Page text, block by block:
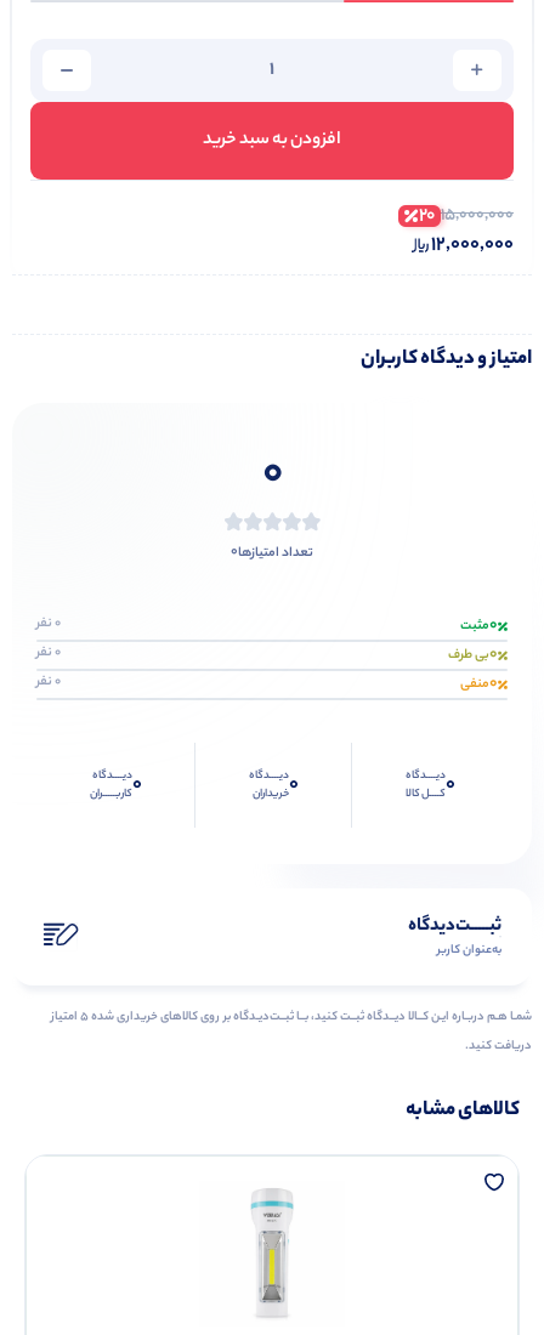
افزودن به سبد خرید
15,000,000
20
12,000,000
امتیاز و دیدگاه کاربران
0
تعداد امتیازها0
0مثبت 0 نفر
0بی طرف 0 نفر
0منفی 0 نفر
0دیــــدگاه
کــــل کالا
0دیــــدگاه
خریداران
0دیــــدگاه
کاربـــــران
ثبـــــت‌دیدگاه
به‌عنوان کاربر
شمـا هـم دربـاره ایـن کــالا دیــدگاه ثبــت کنید، بــا ثبــت‌دیـدگاه بر روی کالاهای خریداری شده ۵ امتیاز
دریافت کنید.
کالاهای مشابه